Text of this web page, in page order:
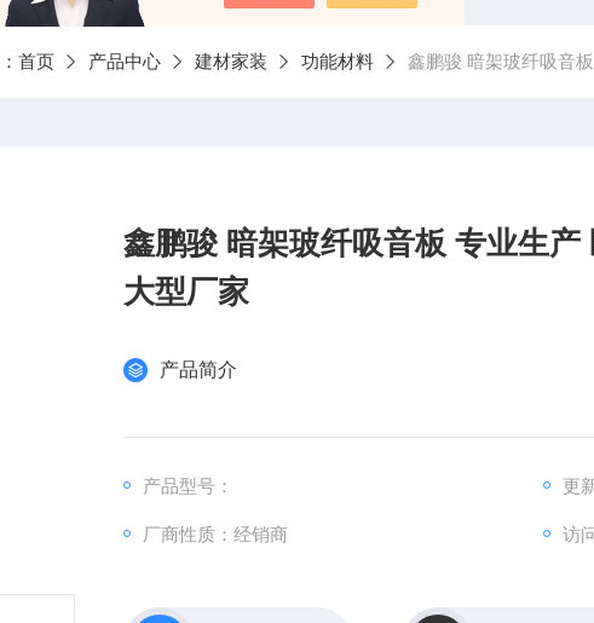
首页 产品中心 建材家装 功能材料 鑫鹏骏 暗架玻纤吸音
鑫鹏骏 暗架玻纤吸音板 专业生产
大型厂家
产品简介
产品型号： 更
厂商性质：经销商 访